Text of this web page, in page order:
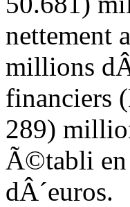
nettement
millions
financiers
289)
Ã©tabli en
dÂ´euros.